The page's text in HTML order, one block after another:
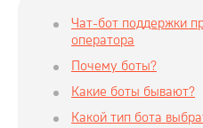
Чат-бот поддержки
оператора
Почему боты?
Какие боты бывают?
Какой тип бота